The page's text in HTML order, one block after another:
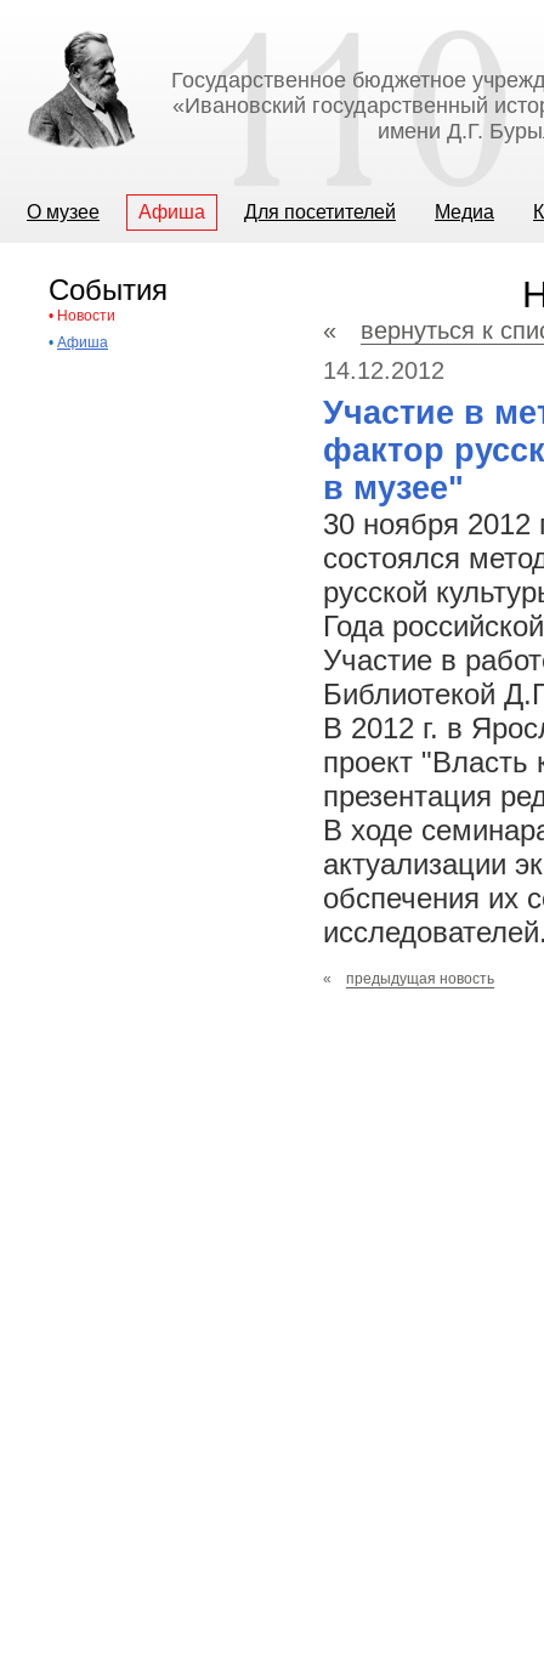
Государственное бюджетное
«Ивановский государственный
имени Д.Г.
О музее Афиша Для посетителей Медиа
События
• Новости
• Афиша « вернуться к
14.12.2012
Участие в
фактор
в музее"
30 ноября 2012
состоялся
русской
Года
Участие в
Библиотекой
В 2012 г. в
проект "Власть
презентация
В ходе
актуализации
обспечения их
« предыдущая новость